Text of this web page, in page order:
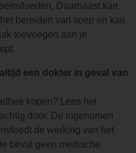
Daarnaast kan
bereiden van soep en kan
toevoegen aan je
een dokter in geval van
kopen? Lees het
door. De ingenomen
de werking van het
bevat geen medische